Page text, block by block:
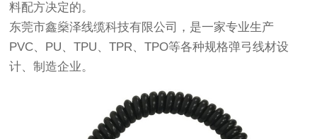
料配方决定的。
东莞市鑫燊泽线缆科技有限公司，是一家专业生产
PVC、PU、TPU、TPR、TPO等各种规格弹弓线材设
计、制造企业。